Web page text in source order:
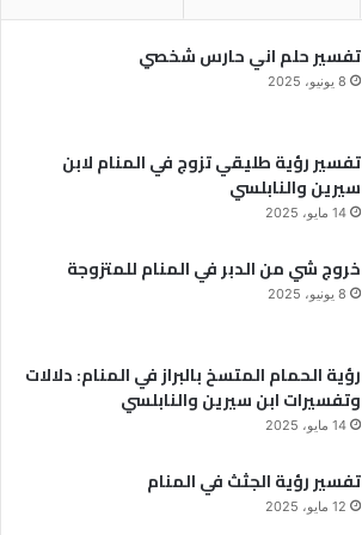
تفسير حلم اني حارس شخصي
8 يونيو، 2025
تفسير رؤية طليقي تزوج في المنام لابن
سيرين والنابلسي
14 مايو، 2025
خروج شي من الدبر في المنام للمتزوجة
8 يونيو، 2025
رؤية الحمام المتسخ بالبراز في المنام: دلالات
وتفسيرات ابن سيرين والنابلسي
14 مايو، 2025
تفسير رؤية الجثث في المنام
12 مايو، 2025